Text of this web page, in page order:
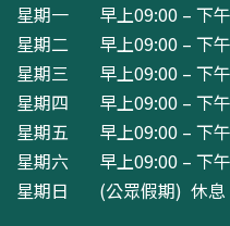
星期一 早上09:00 – 下
星期二 早上09:00 – 下
星期三 早上09:00 – 下
星期四 早上09:00 – 下
星期五 早上09:00 – 下
星期六 早上09:00 – 下
星期日 (公眾假期) 休息